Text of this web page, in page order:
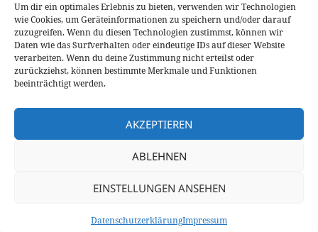
Um dir ein optimales Erlebnis zu bieten, verwenden wir Technologien
wie Cookies, um Geräteinformationen zu speichern und/oder darauf
zuzugreifen. Wenn du diesen Technologien zustimmst, können wir
Daten wie das Surfverhalten oder eindeutige IDs auf dieser Website
verarbeiten. Wenn du deine Zustimmung nicht erteilst oder
zurückziehst, können bestimmte Merkmale und Funktionen
beeinträchtigt werden.
AKZEPTIEREN
ABLEHNEN
EINSTELLUNGEN ANSEHEN
DatenschutzerklärungImpressum
Die Kommentare sind geschlossen.
Beitragsnavigation
VORHERIGER
Vorheriger
Beitrag:
Bilderrätsel: Neuer VW Polo oder doch
der Audi Q2?
Sitzprobe im neuen VW Polo – die sechste
Datenschutzerklärung Stolz präsentiert von WordPress